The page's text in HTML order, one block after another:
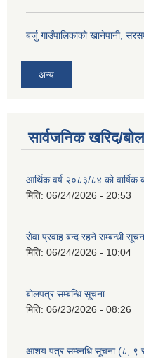
बर्जु गाउँपालिकाको खानेपानी,
अन्य
सार्वजनिक खरिद/
आर्थिक वर्ष २०८३/८४ को वार्षिक
मिति: 06/24/2026 - 20:53
सेवा प्रवाह बन्द रहने सम्बन्धी
मिति: 06/24/2026 - 10:04
बोलपत्र सम्बन्धि सूचना
मिति: 06/23/2026 - 08:26
आशय पत्र सम्ब्नधि सूचना (८, ९